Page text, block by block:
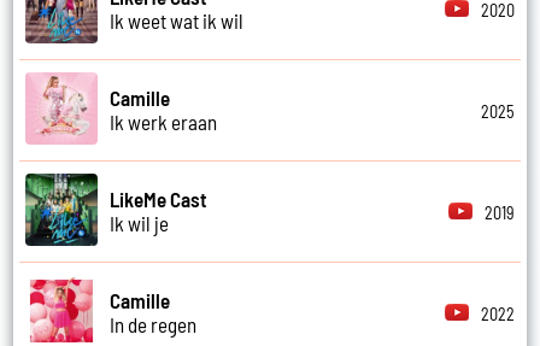
Ik weet wat ik wil
2020
Camille
Ik werk eraan
2025
LikeMe Cast
Ik wil je
2019
Camille
In de regen
2022